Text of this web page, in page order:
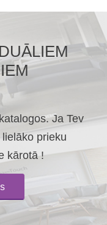
Ja Tev
prieku
kārotā !